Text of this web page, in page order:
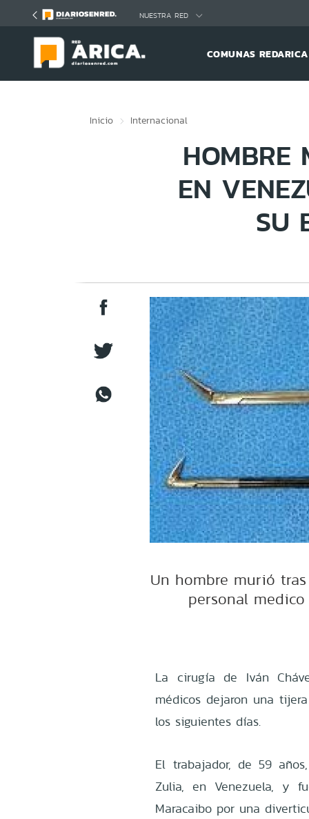
NUESTRA RED
COMUNAS REDARICA
Inicio Internacional
HOMBRE
EN
SU
Un hombre murió
personal
La cirugía de Iván
médicos dejaron una
los siguientes días.
El trabajador, de 59
Zulia, en Venezuela, y
Maracaibo por una